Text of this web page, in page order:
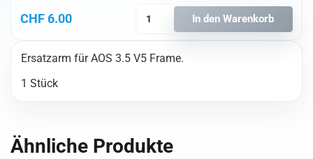
CHF6.00
Replacement
AOS
In den Warenkorb
Ersatzarm für AOS 3.5 V5 Frame.
1 Stück
Ähnliche Produkte